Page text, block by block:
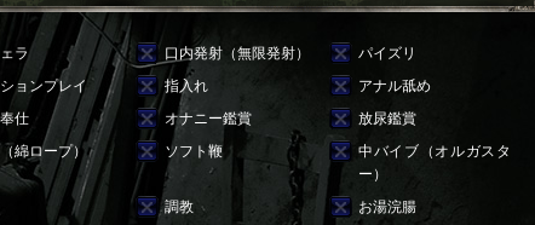
ラ 口内発射（無限発射）
パイズリ
ョンプレイ 指入れ
アナル舐め
仕 オナニー鑑賞
放尿鑑賞
綿ロープ） ソフト鞭
中バイブ（オルガスタ
ー）
調教
お湯浣腸